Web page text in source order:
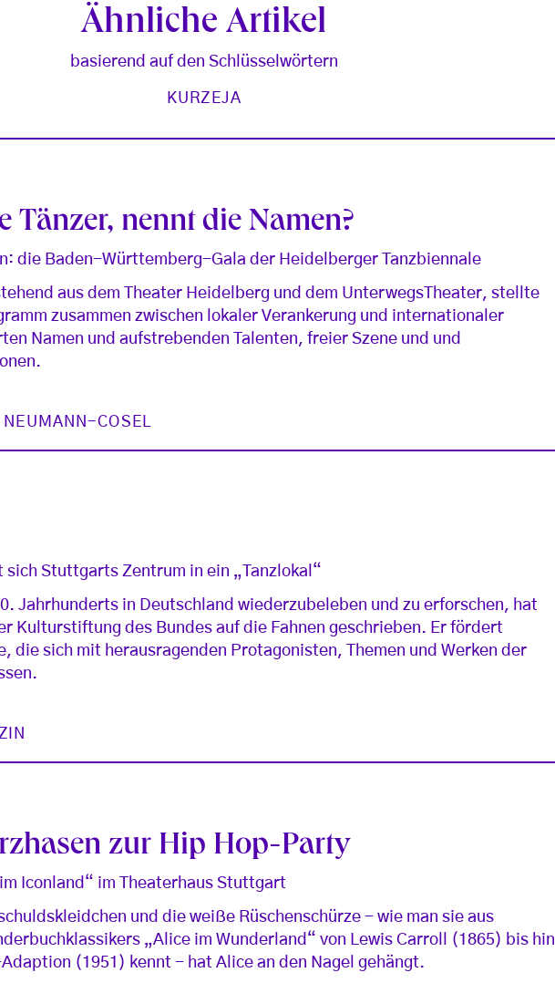
Ähnliche Artikel
basierend auf den Schlüsselwörtern
KURZEJA
Tänzer, nennt die Namen?
die Baden-Württemberg-Gala der Heidelberger Tanzbiennale
aus dem Theater Heidelberg und dem UnterwegsTheater, stellte
zusammen zwischen lokaler Verankerung und internationaler
Namen und aufstrebenden Talenten, freier Szene und und
COSEL
sich Stuttgarts Zentrum in ein „Tanzlokal“
Jahrhunderts in Deutschland wiederzubeleben und zu erforschen, hat
Kulturstiftung des Bundes auf die Fahnen geschrieben. Er fördert
die sich mit herausragenden Protagonisten, Themen und Werken der
zur Hip Hop-Party
Iconland“ im Theaterhaus Stuttgart
und die weiße Rüschenschürze - wie man sie aus
„Alice im Wunderland“ von Lewis Carroll (1865) bis hin
(1951) kennt - hat Alice an den Nagel gehängt.